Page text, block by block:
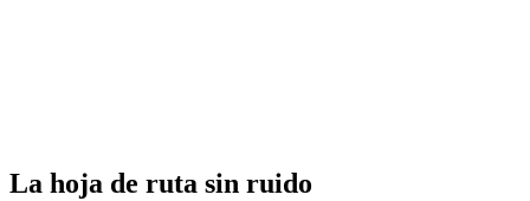
La hoja de ruta sin ruido